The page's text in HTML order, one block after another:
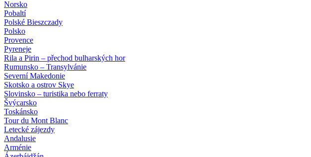
Norsko
Pobaltí
Polské Bieszczady
Polsko
Provence
Pyreneje
Rila a Pirin – přechod bulharských hor
Rumunsko – Transylvánie
Severní Makedonie
Skotsko a ostrov Skye
Slovinsko – turistika nebo ferraty
Švýcarsko
Toskánsko
Tour du Mont Blanc
Letecké zájezdy
Andalusie
Arménie